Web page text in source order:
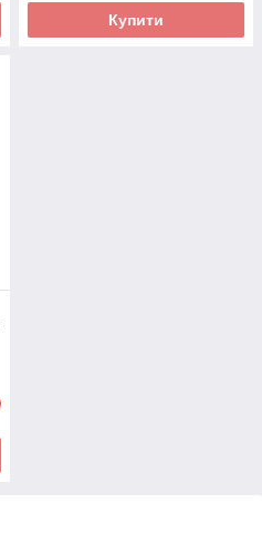
Купити